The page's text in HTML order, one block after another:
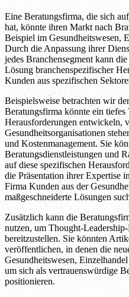
Eine Beratungsfirma, die sich
hat, könnte ihren Markt nach
Beispiel im Gesundheitswesen,
Durch die Anpassung ihrer
jedes Branchensegment kann
Lösung branchenspezifischer
Kunden aus spezifischen
Beispielsweise betrachten wir
Beratungsfirma könnte ein
Herausforderungen entwickeln,
Gesundheitsorganisationen
und Kostenmanagement. Sie
Beratungsdienstleistungen und
auf diese spezifischen
die Präsentation ihrer Expertise
Firma Kunden aus der
maßgeschneiderte Lösungen
Zusätzlich kann die
nutzen, um Thought-
bereitzustellen. Sie könnten
veröffentlichen, in denen die
Gesundheitswesen,
um sich als vertrauenswürdige
positionieren.